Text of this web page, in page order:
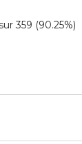
359 (90.25%)